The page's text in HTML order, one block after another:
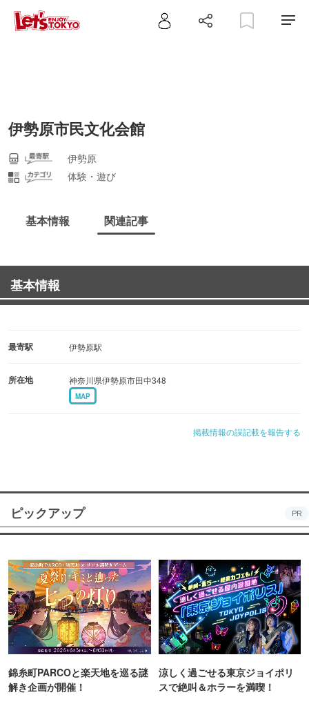
伊勢原市民文化会館
伊勢原
体験・遊び
基本情報 関連記事
基本情報
最寄駅 伊勢原駅
所在地 神奈川県伊勢原市田中348
MAP
掲載情報の誤記載を報告する
ピックアップ PR
錦糸町PARCOと楽天地を巡る謎
解き企画が開催！
涼しく過ごせる東京ジョイポリ
スで絶叫＆ホラーを満喫！